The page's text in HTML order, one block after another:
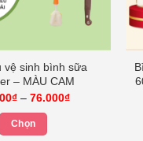
vệ sinh bình sữa
– MÀU CAM
₫ – 76.000₫Khoảng
Chọn